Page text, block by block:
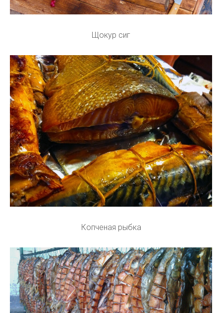
Щокур сиг
Копченая рыбка